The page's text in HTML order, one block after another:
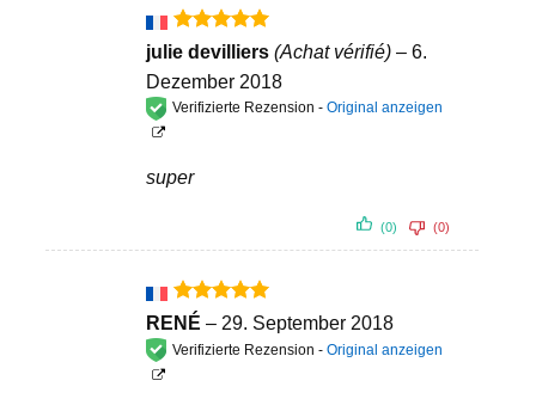
Bewertet
5
julie devilliers(Achat vérifié) – 6.
Dezember 2018
Verifizierte Rezension -Original anzeigen
super
(0) (0)
Bewertet
5
RENÉ– 29. September 2018
Verifizierte Rezension -Original anzeigen